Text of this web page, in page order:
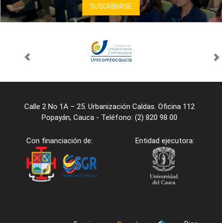
Calle 2 No 1A – 25. Urbanización Caldas. Oficina 112
Popayán, Cauca - Teléfono: (2) 820 98 00
Con financiación de: Entidad ejecutora: